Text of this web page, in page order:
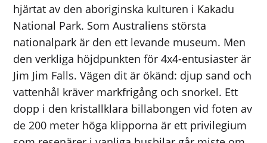
hjärtat av den aboriginska kulturen i Kakadu
National Park. Som Australiens största
nationalpark är den ett levande museum. Men
den verkliga höjdpunkten för 4x4-entusiaster är
Jim Jim Falls. Vägen dit är ökänd: djup sand och
vattenhål kräver markfrigång och snorkel. Ett
dopp i den kristallklara billabongen vid foten av
de 200 meter höga klipporna är ett privilegium